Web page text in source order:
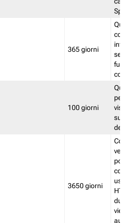
Split
365 giorni
100 giorni
su
3650 giorni
viene